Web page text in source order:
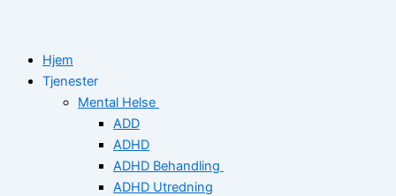
Hjem
Tjenester
Mental Helse
ADD
ADHD
ADHD Behandling
ADHD Utredning